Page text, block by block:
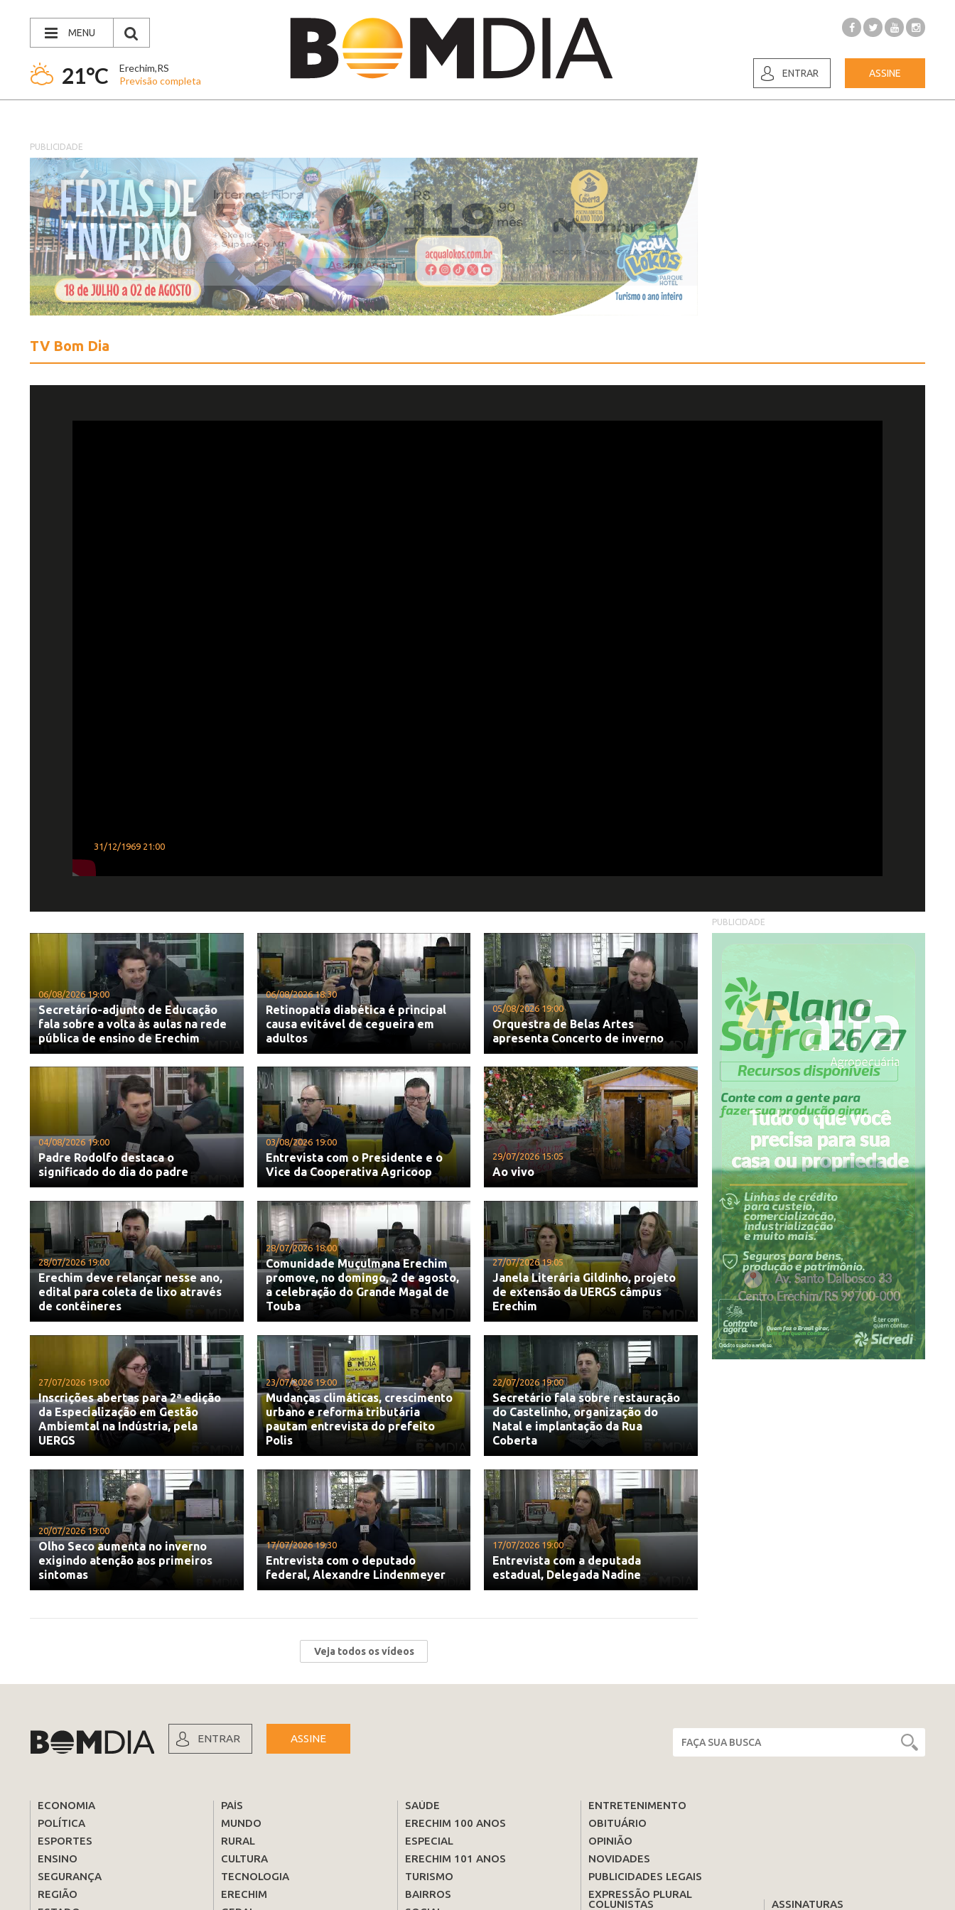
MENU
21°C
Erechim,RS
Previsão completa
ENTRAR ASSINE
PUBLICIDADE
TV Bom Dia
31/12/1969 21:00
06/08/2026 19:00
Secretário-adjunto de Educação
fala sobre a volta às aulas na rede
pública de ensino de Erechim
06/08/2026 18:30
Retinopatia diabética é principal
causa evitável de cegueira em
adultos
05/08/2026 19:00
Orquestra de Belas Artes
apresenta Concerto de inverno
04/08/2026 19:00
Padre Rodolfo destaca o
significado do dia do padre
03/08/2026 19:00
Entrevista com o Presidente e o
Vice da Cooperativa Agricoop
29/07/2026 15:05
Ao vivo
28/07/2026 19:00
Erechim deve relançar nesse ano,
edital para coleta de lixo através
de contêineres
28/07/2026 18:00
Comunidade Muçulmana Erechim
promove, no domingo, 2 de agosto,
a celebração do Grande Magal de
Touba
27/07/2026 19:05
Janela Literária Gildinho, projeto
de extensão da UERGS câmpus
Erechim
27/07/2026 19:00
Inscrições abertas para 2ª edição
da Especialização em Gestão
Ambiemtal na Indústria, pela
UERGS
23/07/2026 19:00
Mudanças climáticas, crescimento
urbano e reforma tributária
pautam entrevista do prefeito
Polis
22/07/2026 19:00
Secretário fala sobre restauração
do Castelinho, organização do
Natal e implantação da Rua
Coberta
20/07/2026 19:00
Olho Seco aumenta no inverno
exigindo atenção aos primeiros
sintomas
17/07/2026 19:30
Entrevista com o deputado
federal, Alexandre Lindenmeyer
17/07/2026 19:00
Entrevista com a deputada
estadual, Delegada Nadine
Veja todos os vídeos
PUBLICIDADE
ENTRAR ASSINE
ECONOMIA
POLÍTICA
ESPORTES
ENSINO
SEGURANÇA
REGIÃO
PAÍS
MUNDO
RURAL
CULTURA
TECNOLOGIA
ERECHIM
SAÚDE
ERECHIM 100 ANOS
ESPECIAL
ERECHIM 101 ANOS
TURISMO
BAIRROS
ENTRETENIMENTO
OBITUÁRIO
OPINIÃO
NOVIDADES
PUBLICIDADES LEGAIS
EXPRESSÃO PLURAL
COLUNISTAS
ASSINATURAS